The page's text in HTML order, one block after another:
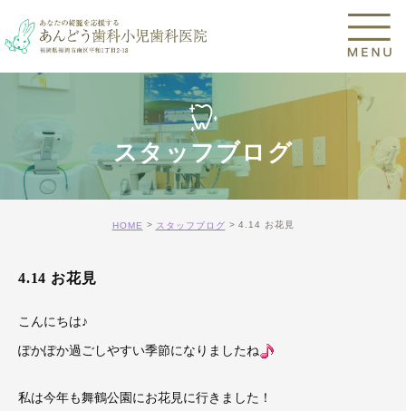
スタッフブログ
HOME スタッフブログ 4.14 お花見
4.14 お花見
こんにちは♪
ぽかぽか過ごしやすい季節になりましたね
私は今年も舞鶴公園にお花見に行きました！